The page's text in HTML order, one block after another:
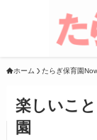
ホーム たらぎ保育園
楽しいこ